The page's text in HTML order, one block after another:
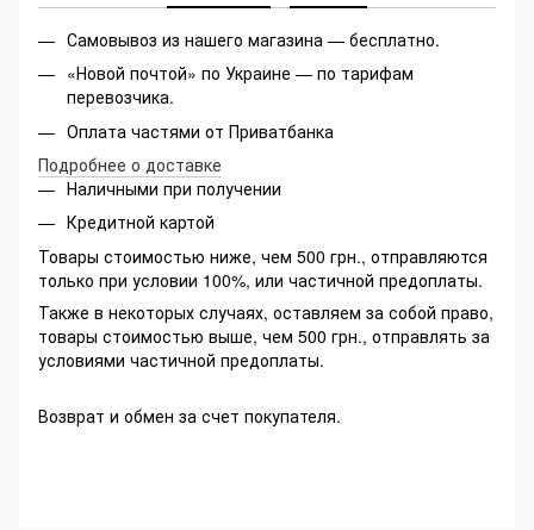
Самовывоз из нашего магазина — бесплатно.
«Новой почтой» по Украине — по тарифам
перевозчика.
Оплата частями от Приватбанка
Подробнее о доставке
Наличными при получении
Кредитной картой
Товары стоимостью ниже, чем 500 грн., отправляются
только при условии 100%, или частичной предоплаты.
Также в некоторых случаях, оставляем за собой право,
товары стоимостью выше, чем 500 грн., отправлять за
условиями частичной предоплаты.
Возврат и обмен за счет покупателя.